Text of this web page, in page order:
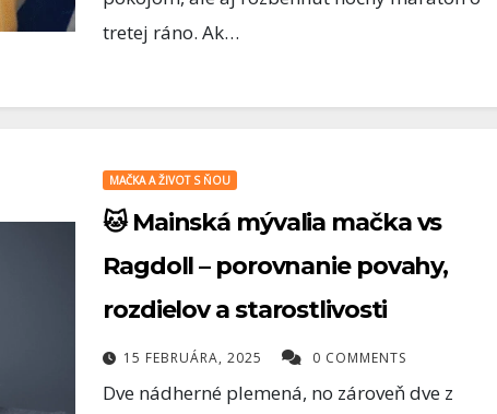
tretej ráno. Ak…
MAČKA A ŽIVOT S ŇOU
🐱 Mainská mývalia mačka vs
Ragdoll – porovnanie povahy,
rozdielov a starostlivosti
15 FEBRUÁRA, 2025 0 COMMENTS
Dve nádherné plemená, no zároveň dve z